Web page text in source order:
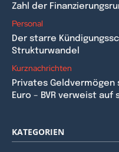
Zahl der
Personal
Der starre
Strukturwandel
Kurznachrichten
Privates
Euro – BVR verweist auf
KATEGORIEN